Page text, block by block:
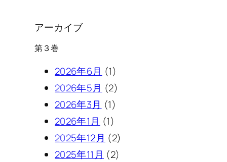
アーカイブ
第３巻
2026年6月 (1)
2026年5月 (2)
2026年3月 (1)
2026年1月 (1)
2025年12月 (2)
2025年11月 (2)